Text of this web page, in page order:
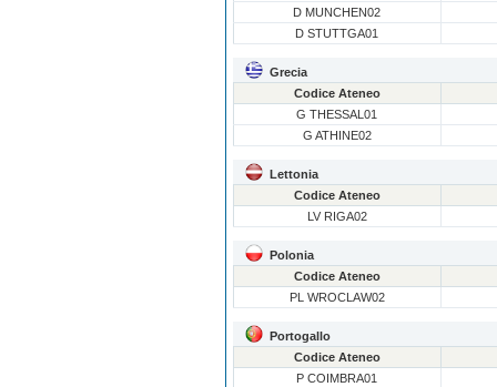
D MUNCHEN02
D STUTTGA01
Grecia
Codice Ateneo
G THESSAL01
G ATHINE02
Lettonia
Codice Ateneo
LV RIGA02
Polonia
Codice Ateneo
PL WROCLAW02
Portogallo
Codice Ateneo
P COIMBRA01